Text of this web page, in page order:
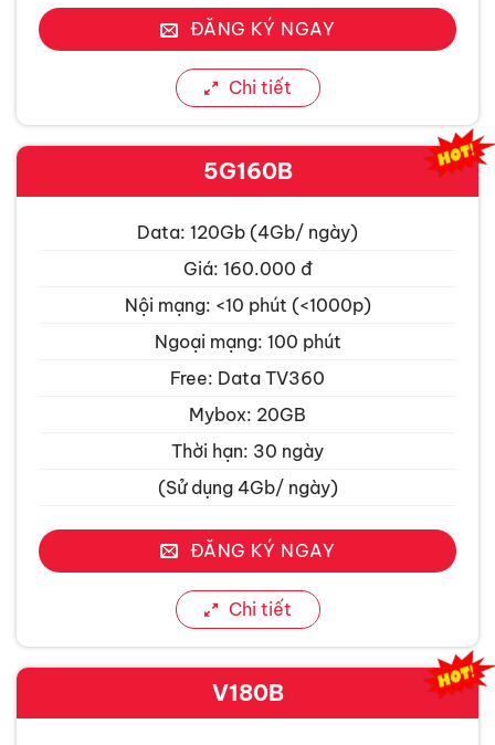
ĐĂNG KÝ NGAY
Chi tiết
5G160B
Data: 120Gb (4Gb/ ngày)
Giá: 160.000 đ
Nội mạng: <10 phút (<1000p)
Ngoại mạng: 100 phút
Free: Data TV360
Mybox: 20GB
Thời hạn: 30 ngày
(Sử dụng 4Gb/ ngày)
ĐĂNG KÝ NGAY
Chi tiết
V180B